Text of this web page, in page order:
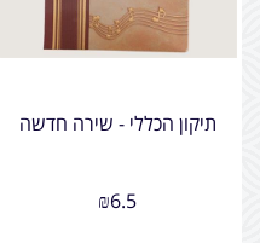
תיקון הכללי - שירה חדשה
₪6.5